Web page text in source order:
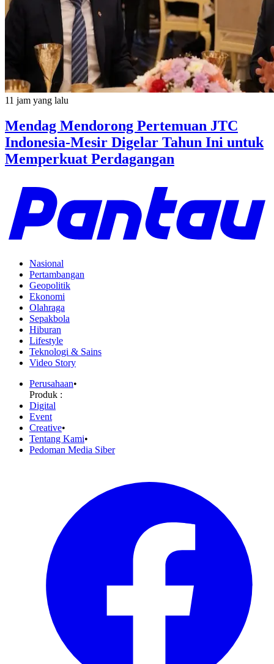
11 jam yang lalu
Mendag Mendorong Pertemuan JTC
Indonesia-Mesir Digelar Tahun Ini untuk
Memperkuat Perdagangan
Nasional
Pertambangan
Geopolitik
Ekonomi
Olahraga
Sepakbola
Hiburan
Lifestyle
Teknologi & Sains
Video Story
Perusahaan•
Produk :
Digital
Event
Creative•
Tentang Kami•
Pedoman Media Siber